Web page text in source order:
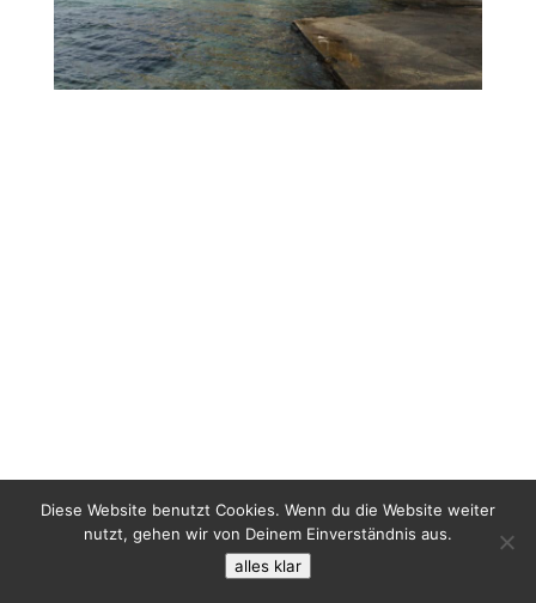
Diese Website benutzt Cookies. Wenn du die Website weiter
nutzt, gehen wir von Deinem Einverständnis aus.
alles klar